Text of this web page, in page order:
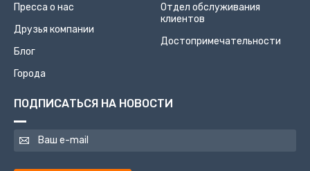
Пресса о нас
Друзья компании
Блог
Города
Отдел обслуживания
клиентов
Достопримечательности
ПОДПИСАТЬСЯ НА НОВОСТИ